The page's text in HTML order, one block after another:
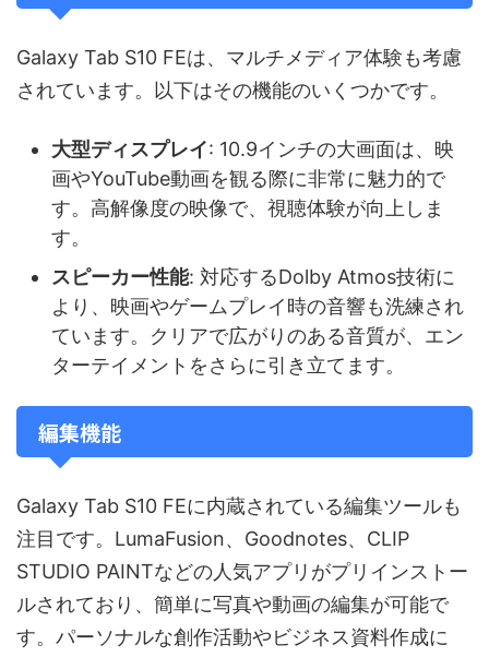
Galaxy Tab S10 FEは、マルチメディア体験も考慮
されています。以下はその機能のいくつかです。
大型ディスプレイ: 10.9インチの大画面は、映
画やYouTube動画を観る際に非常に魅力的で
す。高解像度の映像で、視聴体験が向上しま
す。
スピーカー性能: 対応するDolby Atmos技術に
より、映画やゲームプレイ時の音響も洗練され
ています。クリアで広がりのある音質が、エン
ターテイメントをさらに引き立てます。
編集機能
Galaxy Tab S10 FEに内蔵されている編集ツールも
注目です。LumaFusion、Goodnotes、CLIP
STUDIO PAINTなどの人気アプリがプリインストー
ルされており、簡単に写真や動画の編集が可能で
す。パーソナルな創作活動やビジネス資料作成に